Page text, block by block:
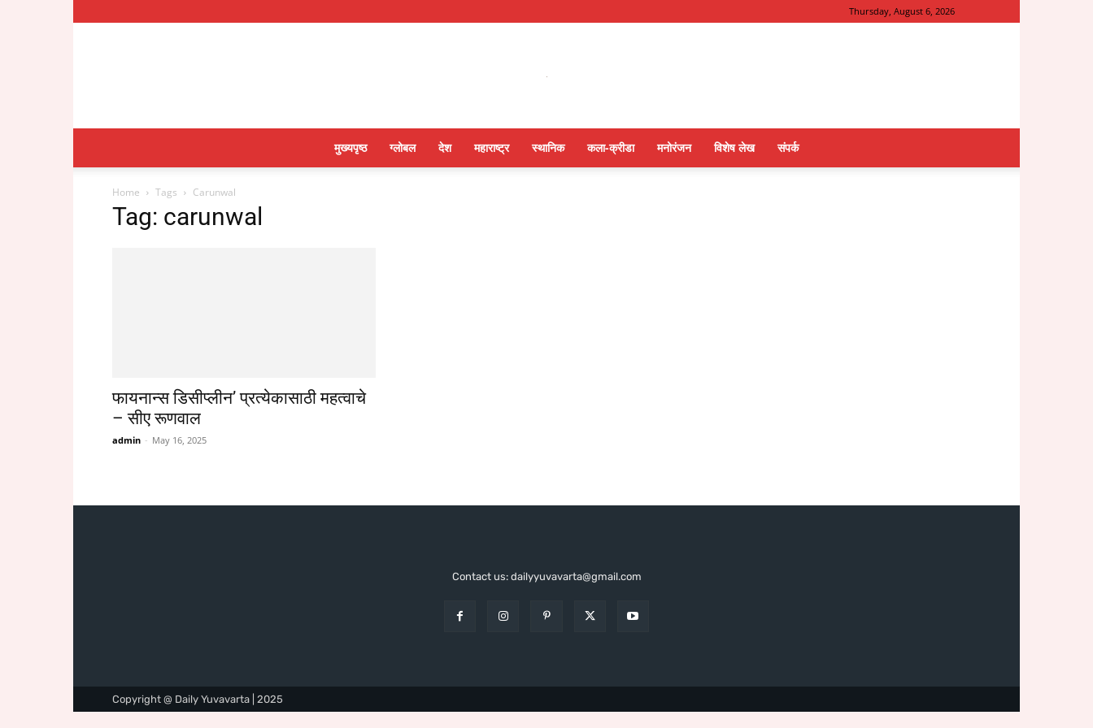
Thursday, August 6, 2026
मुख्यपृष्ठ ग्लोबल देश महाराष्ट्र स्थानिक कला-क्रीडा मनोरंजन विशेष लेख संपर्क
Home Tags Carunwal
Tag: carunwal
फायनान्स डिसीप्लीन’ प्रत्येकासाठी महत्वाचे
– सीए रूणवाल
admin - May 16, 2025
Contact us: dailyyuvavarta@gmail.com
Copyright @ Daily Yuvavarta | 2025